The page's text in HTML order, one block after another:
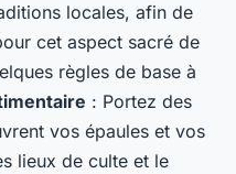
locales, afin de
cet aspect sacré de
règles de base à
: Portez des
vos épaules et vos
lieux de culte et le